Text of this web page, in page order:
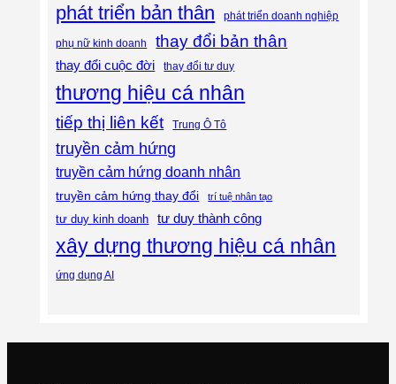
phát triển bản thân phát triển doanh nghiệp
phụ nữ kinh doanh thay đổi bản thân
thay đổi cuộc đời thay đổi tư duy
thương hiệu cá nhân
tiếp thị liên kết Trung Ô Tô
truyền cảm hứng
truyền cảm hứng doanh nhân
truyền cảm hứng thay đổi trí tuệ nhân tạo
tư duy kinh doanh tư duy thành công
xây dựng thương hiệu cá nhân
ứng dụng AI